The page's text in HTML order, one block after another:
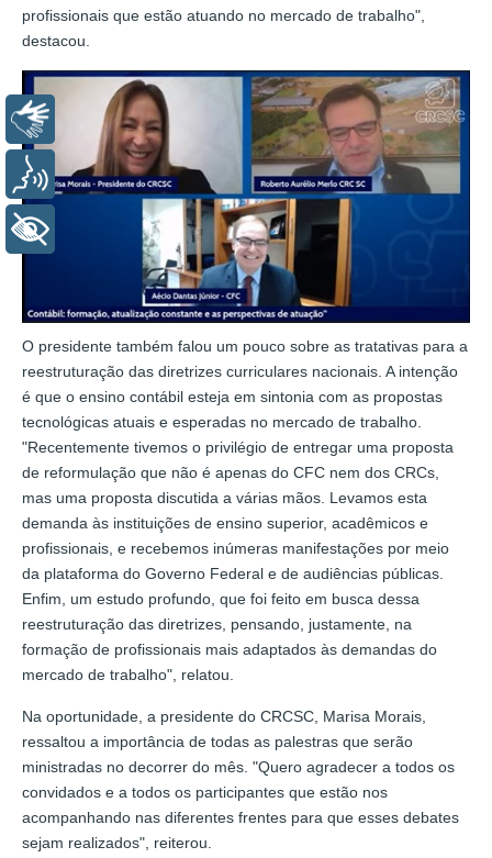
profissionais que estão atuando no mercado de trabalho",
destacou.
O presidente também falou um pouco sobre as tratativas para a
reestruturação das diretrizes curriculares nacionais. A intenção
é que o ensino contábil esteja em sintonia com as propostas
tecnológicas atuais e esperadas no mercado de trabalho.
"Recentemente tivemos o privilégio de entregar uma proposta
de reformulação que não é apenas do CFC nem dos CRCs,
mas uma proposta discutida a várias mãos. Levamos esta
demanda às instituições de ensino superior, acadêmicos e
profissionais, e recebemos inúmeras manifestações por meio
da plataforma do Governo Federal e de audiências públicas.
Enfim, um estudo profundo, que foi feito em busca dessa
reestruturação das diretrizes, pensando, justamente, na
formação de profissionais mais adaptados às demandas do
mercado de trabalho", relatou.
Na oportunidade, a presidente do CRCSC, Marisa Morais,
ressaltou a importância de todas as palestras que serão
ministradas no decorrer do mês. "Quero agradecer a todos os
convidados e a todos os participantes que estão nos
acompanhando nas diferentes frentes para que esses debates
sejam realizados", reiterou.
Libras
Voz
+ Acessibilidade